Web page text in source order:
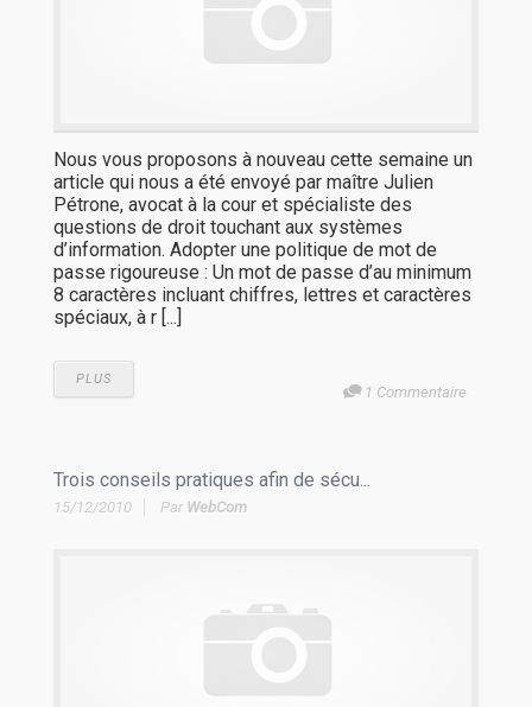
Nous vous proposons à nouveau cette semaine un
article qui nous a été envoyé par maître Julien
Pétrone, avocat à la cour et spécialiste des
questions de droit touchant aux systèmes
d’information. Adopter une politique de mot de
passe rigoureuse : Un mot de passe d’au minimum
8 caractères incluant chiffres, lettres et caractères
spéciaux, à r [...]
PLUS
1 Commentaire
Trois conseils pratiques afin de sécu...
15/12/2010 Par WebCom